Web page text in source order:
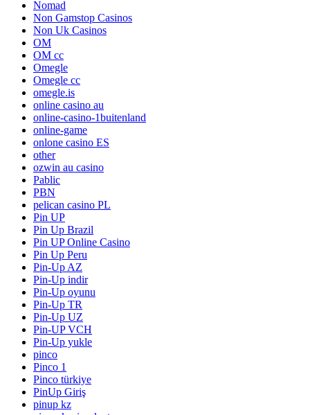
Nomad
Non Gamstop Casinos
Non Uk Casinos
OM
OM cc
Omegle
Omegle cc
omegle.is
online casino au
online-casino-1buitenland
online-game
onlone casino ES
other
ozwin au casino
Pablic
PBN
pelican casino PL
Pin UP
Pin Up Brazil
Pin UP Online Casino
Pin Up Peru
Pin-Up AZ
Pin-Up indir
Pin-Up oyunu
Pin-Up TR
Pin-Up UZ
Pin-UP VCH
Pin-Up yukle
pinco
Pinco 1
Pinco türkiye
PinUp Giriş
pinup kz